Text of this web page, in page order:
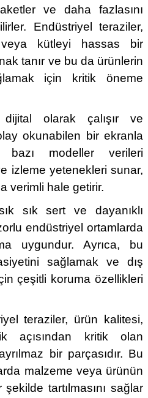
ve daha fazlasını
Endüstriyel teraziler,
veya kütleyi hassas bir
tanır ve bu da ürünlerin
için kritik öneme
olarak çalışır ve
okunabilen bir ekranla
bazı modeller verileri
izleme yetenekleri sunar,
verimli hale getirir.
sık sert ve dayanıklı
endüstriyel ortamlarda
uygundur. Ayrıca, bu
sağlamak ve dış
çeşitli koruma özellikleri
teraziler, ürün kalitesi,
açısından kritik olan
bir parçasıdır. Bu
malzeme veya ürünün
tartılmasını sağlar